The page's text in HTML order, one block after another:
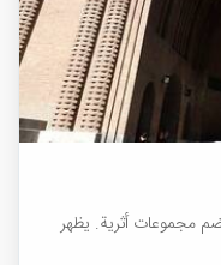
مجموعات أثرية. يظهر